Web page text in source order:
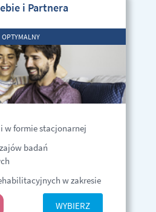
i Partnera
OPTYMALNY
w formie stacjonarnej
badań
w zakresie
WYBIERZ